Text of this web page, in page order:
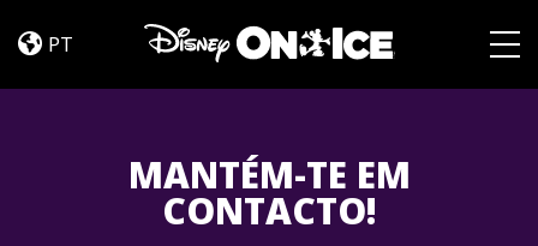
BigPT
MANTÉM-TE EM
CONTACTO!